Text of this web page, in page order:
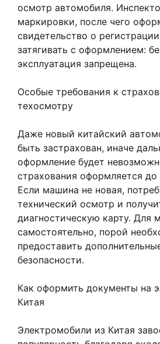
осмотр автомобиля.
маркировки, после чего
свидетельство о
затягивать с оформлением:
эксплуатация запрещена.
Особые требования к
техосмотру
Даже новый китайский
быть застрахован, иначе
оформление будет
страхования оформляется до
Если машина не новая,
технический осмотр и
диагностическую карту. Для
самостоятельно, порой
предоставить
безопасности.
Как оформить документы на
Китая
Электромобили из Китая